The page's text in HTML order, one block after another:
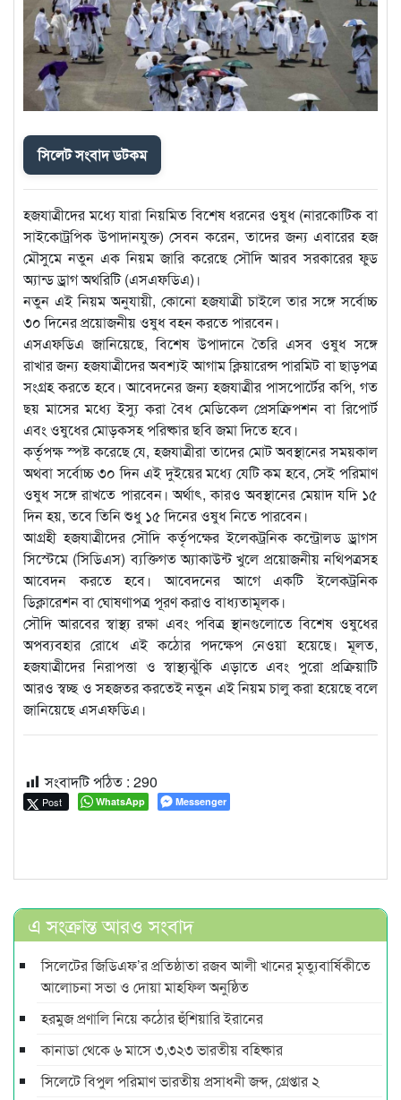
সিলেট সংবাদ ডটকম
হজযাত্রীদের মধ্যে যারা নিয়মিত বিশেষ ধরনের ওষুধ (নারকোটিক বা
সাইকোট্রপিক উপাদানযুক্ত) সেবন করেন, তাদের জন্য এবারের হজ
মৌসুমে নতুন এক নিয়ম জারি করেছে সৌদি আরব সরকারের ফুড
অ্যান্ড ড্রাগ অথরিটি (এসএফডিএ)।
নতুন এই নিয়ম অনুযায়ী, কোনো হজযাত্রী চাইলে তার সঙ্গে সর্বোচ্চ
৩০ দিনের প্রয়োজনীয় ওষুধ বহন করতে পারবেন।
এসএফডিএ জানিয়েছে, বিশেষ উপাদানে তৈরি এসব ওষুধ সঙ্গে
রাখার জন্য হজযাত্রীদের অবশ্যই আগাম ক্লিয়ারেন্স পারমিট বা ছাড়পত্র
সংগ্রহ করতে হবে। আবেদনের জন্য হজযাত্রীর পাসপোর্টের কপি, গত
ছয় মাসের মধ্যে ইস্যু করা বৈধ মেডিকেল প্রেসক্রিপশন বা রিপোর্ট
এবং ওষুধের মোড়কসহ পরিষ্কার ছবি জমা দিতে হবে।
কর্তৃপক্ষ স্পষ্ট করেছে যে, হজযাত্রীরা তাদের মোট অবস্থানের সময়কাল
অথবা সর্বোচ্চ ৩০ দিন এই দুইয়ের মধ্যে যেটি কম হবে, সেই পরিমাণ
ওষুধ সঙ্গে রাখতে পারবেন। অর্থাৎ, কারও অবস্থানের মেয়াদ যদি ১৫
দিন হয়, তবে তিনি শুধু ১৫ দিনের ওষুধ নিতে পারবেন।
আগ্রহী হজযাত্রীদের সৌদি কর্তৃপক্ষের ইলেকট্রনিক কন্ট্রোলড ড্রাগস
সিস্টেমে (সিডিএস) ব্যক্তিগত অ্যাকাউন্ট খুলে প্রয়োজনীয় নথিপত্রসহ
আবেদন করতে হবে। আবেদনের আগে একটি ইলেকট্রনিক
ডিক্লারেশন বা ঘোষণাপত্র পূরণ করাও বাধ্যতামূলক।
সৌদি আরবের স্বাস্থ্য রক্ষা এবং পবিত্র স্থানগুলোতে বিশেষ ওষুধের
অপব্যবহার রোধে এই কঠোর পদক্ষেপ নেওয়া হয়েছে। মূলত,
হজযাত্রীদের নিরাপত্তা ও স্বাস্থ্যঝুঁকি এড়াতে এবং পুরো প্রক্রিয়াটি
আরও স্বচ্ছ ও সহজতর করতেই নতুন এই নিয়ম চালু করা হয়েছে বলে
জানিয়েছে এসএফডিএ।
সংবাদটি পঠিত : 290
Post WhatsApp Messenger
এ সংক্রান্ত আরও সংবাদ
সিলেটের জিডিএফ’র প্রতিষ্ঠাতা রজব আলী খানের মৃত্যুবার্ষিকীতে
আলোচনা সভা ও দোয়া মাহফিল অনুষ্ঠিত
হরমুজ প্রণালি নিয়ে কঠোর হুঁশিয়ারি ইরানের
কানাডা থেকে ৬ মাসে ৩,৩২৩ ভারতীয় বহিষ্কার
সিলেটে বিপুল পরিমাণ ভারতীয় প্রসাধনী জব্দ, গ্রেপ্তার ২